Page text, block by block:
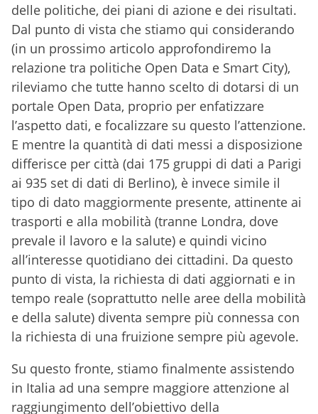
delle politiche, dei piani di azione e dei risultati.
Dal punto di vista che stiamo qui considerando
(in un prossimo articolo approfondiremo la
relazione tra politiche Open Data e Smart City),
rileviamo che tutte hanno scelto di dotarsi di un
portale Open Data, proprio per enfatizzare
l’aspetto dati, e focalizzare su questo l’attenzione.
E mentre la quantità di dati messi a disposizione
differisce per città (dai 175 gruppi di dati a Parigi
ai 935 set di dati di Berlino), è invece simile il
tipo di dato maggiormente presente, attinente ai
trasporti e alla mobilità (tranne Londra, dove
prevale il lavoro e la salute) e quindi vicino
all’interesse quotidiano dei cittadini. Da questo
punto di vista, la richiesta di dati aggiornati e in
tempo reale (soprattutto nelle aree della mobilità
e della salute) diventa sempre più connessa con
la richiesta di una fruizione sempre più agevole.
Su questo fronte, stiamo finalmente assistendo
in Italia ad una sempre maggiore attenzione al
raggiungimento dell’obiettivo della